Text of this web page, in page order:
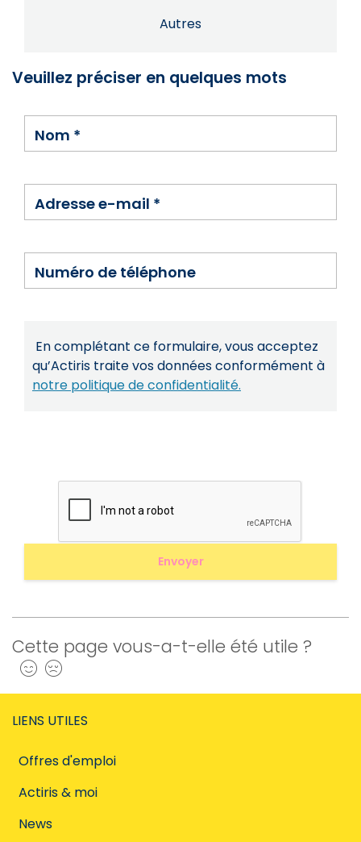
Autres
Veuillez préciser en quelques mots
Nom *
Adresse e-mail *
Numéro de téléphone
En complétant ce formulaire, vous acceptez
qu’Actiris traite vos données conformément à
notre politique de confidentialité.
Cette page vous-a-t-elle été utile ?
Oui
LIENS UTILES
Offres d'emploi
Actiris & moi
News